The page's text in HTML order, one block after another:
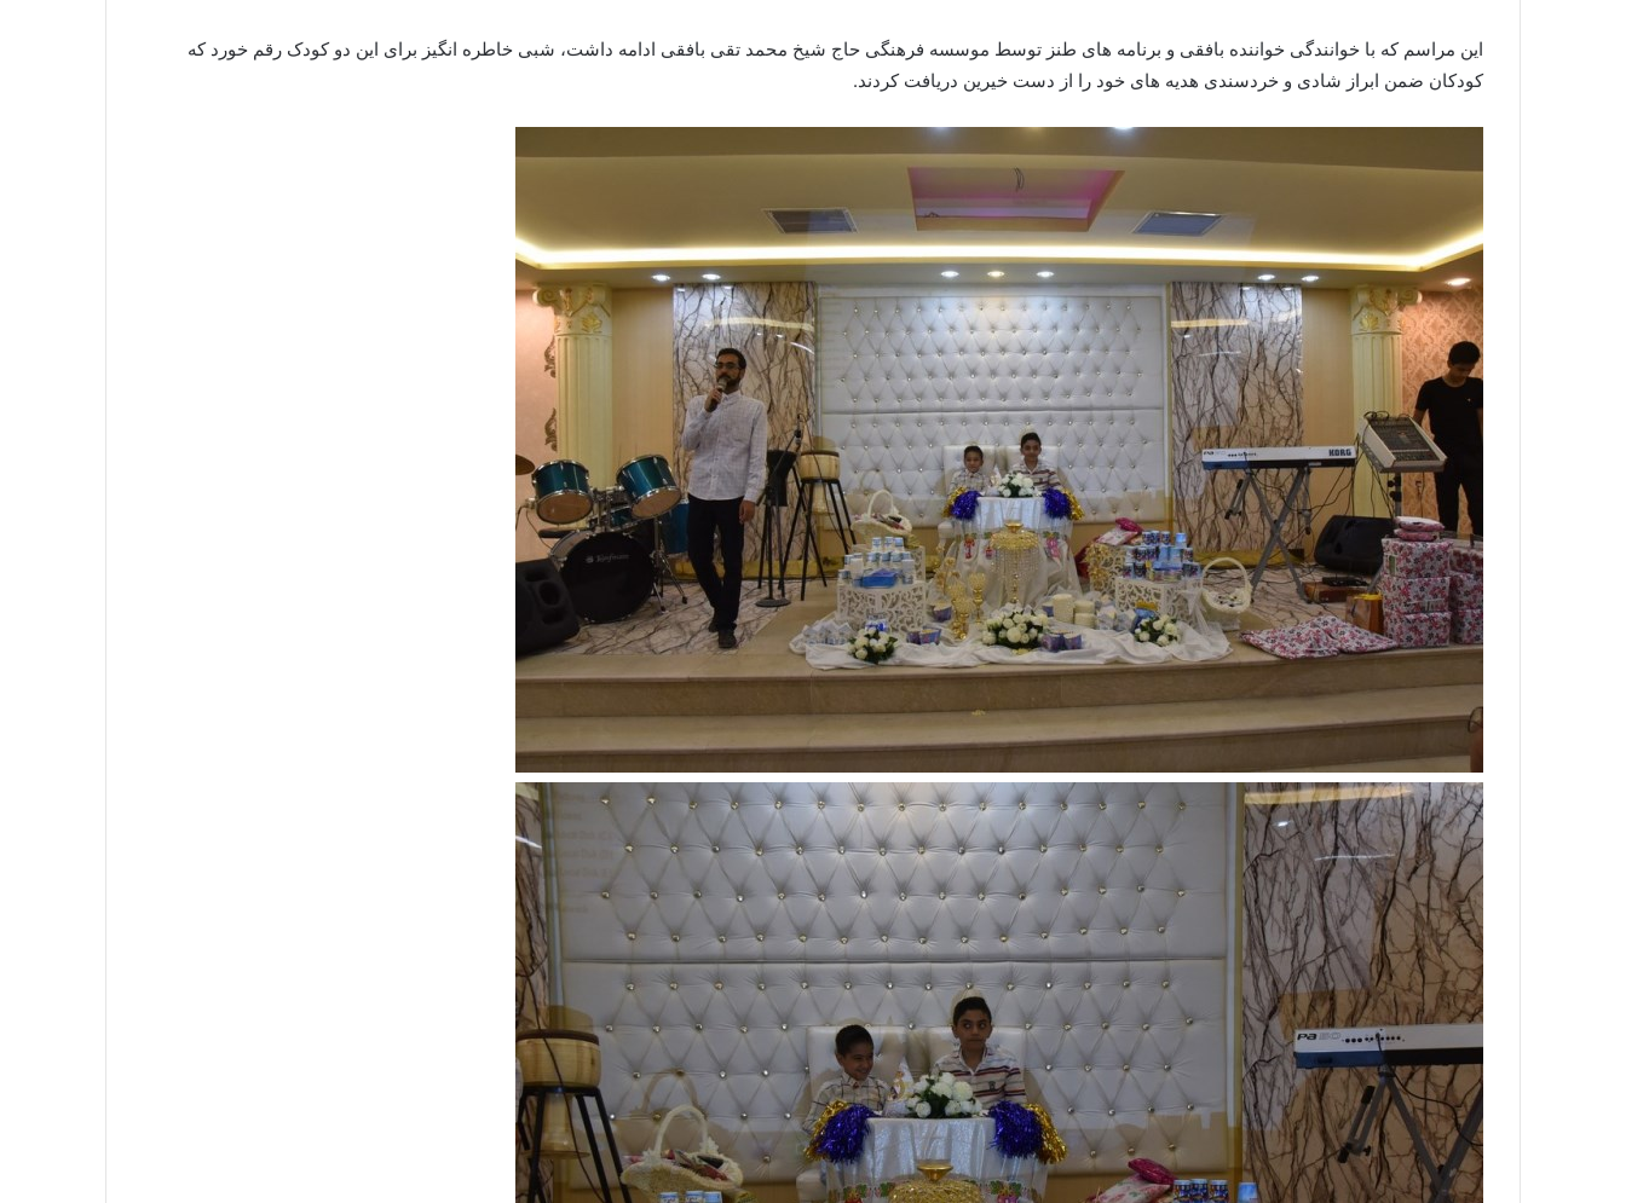
این مراسم که با خوانندگی خواننده بافقی و برنامه های طنز توسط موسسه فرهنگی حاج شیخ محمد تقی بافقی ادامه داشت، شبی خاطره انگیز برای این دو کودک رقم خورد که
کودکان ضمن ابراز شادی و خردسندی هدیه های خود را از دست خیرین دریافت کردند.